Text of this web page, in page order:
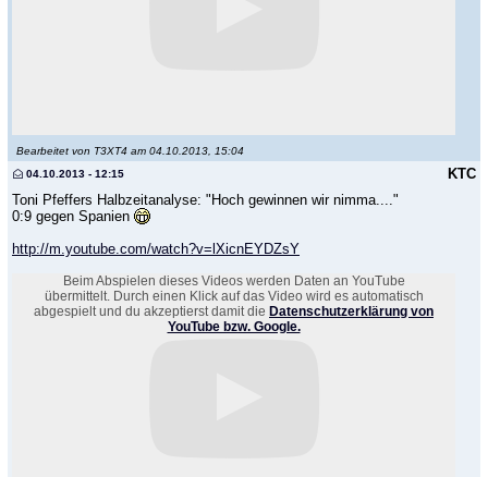
Bearbeitet von T3XT4 am 04.10.2013, 15:04
KTC
04.10.2013 - 12:15
Toni Pfeffers Halbzeitanalyse: "Hoch gewinnen wir nimma...."
0:9 gegen Spanien
http://m.youtube.com/watch?v=lXicnEYDZsY
Beim Abspielen dieses Videos werden Daten an YouTube
übermittelt. Durch einen Klick auf das Video wird es automatisch
abgespielt und du akzeptierst damit die Datenschutzerklärung von
YouTube bzw. Google.